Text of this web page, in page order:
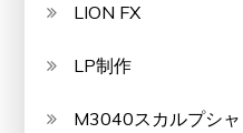
LION FX
LP制作
M3040スカルプシ